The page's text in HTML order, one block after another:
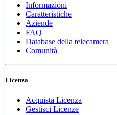
Informazioni
Caratteristiche
Aziende
FAQ
Database della telecamera
Comunità
Licenza
Acquista Licenza
Gestisci Licenze